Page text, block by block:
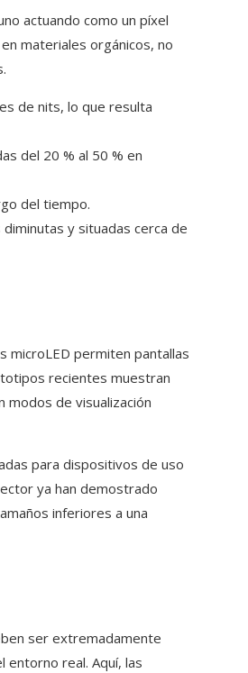
actuando como un píxel
materiales orgánicos, no
de nits, lo que resulta
del 20 % al 50 % en
del tiempo.
y situadas cerca de
microLED permiten pantallas
recientes muestran
modos de visualización
para dispositivos de uso
ya han demostrado
inferiores a una
ser extremadamente
entorno real. Aquí, las